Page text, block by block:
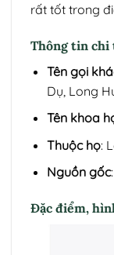
rất tốt trong
Thông tin chi
Tên gọi
Dụ, Long
Tên khoa
Thuộc họ:
Nguồn gốc
Đặc điểm,